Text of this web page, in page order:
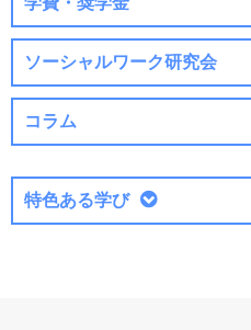
ソーシャルワーク研究会
コラム
特色ある学び